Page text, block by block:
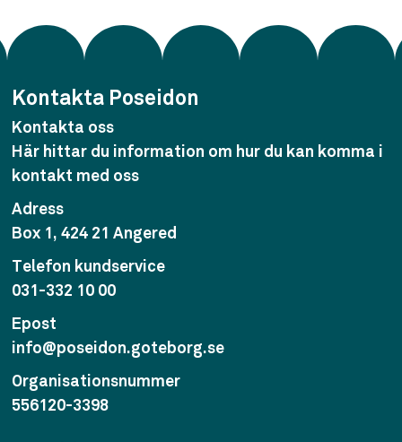
Kontakta Poseidon
Kontakta oss
Här hittar du information om hur du kan komma i
kontakt med oss
Adress
Box 1, 424 21 Angered
Telefon kundservice
031-332 10 00
Epost
info@poseidon.goteborg.se
Organisationsnummer
556120-3398